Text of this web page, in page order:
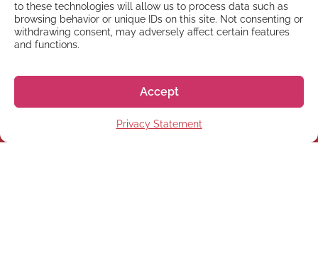
to these technologies will allow us to process data such as
browsing behavior or unique IDs on this site. Not consenting or
withdrawing consent, may adversely affect certain features
and functions.
Accept
Privacy Statement
tra le 10:00 e le 13:00 & 14:00 e le 18:00 (fuso
orario giapponese) e raggiungibili in questo
orario al numero+81 50 5357 5356.